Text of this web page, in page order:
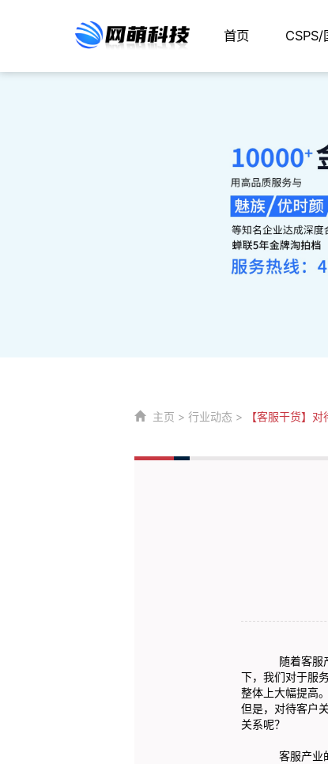
首页 CSPS/
主页 > 行业动态 > 【客服干货】
随着客服产
下，我们对于服
整体上大幅提高
但是，对待客户
关系呢？
客服产业的传